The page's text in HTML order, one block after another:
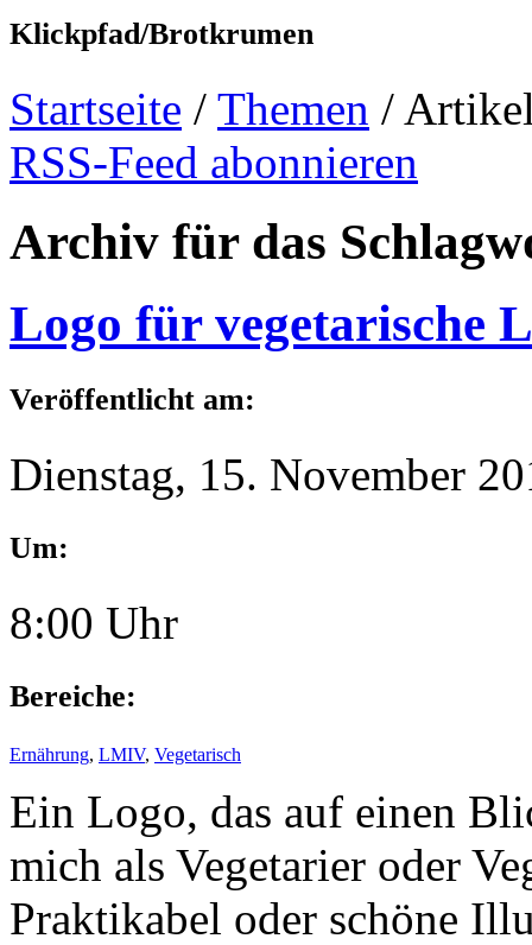
Klickpfad/Brotkrumen
Startseite / Themen /
RSS-Feed abonnieren
Archiv für das
Logo für vegetarische
Veröffentlicht am:
Dienstag, 15. November
Um:
8:00 Uhr
Bereiche:
Ernährung, LMIV, Vegetarisch
Ein Logo, das auf einen
mich als Vegetarier oder
Praktikabel oder schöne